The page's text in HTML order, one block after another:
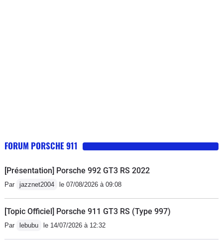
FORUM PORSCHE 911
[Présentation] Porsche 992 GT3 RS 2022
Par jazznet2004 le 07/08/2026 à 09:08
[Topic Officiel] Porsche 911 GT3 RS (Type 997)
Par lebubu le 14/07/2026 à 12:32